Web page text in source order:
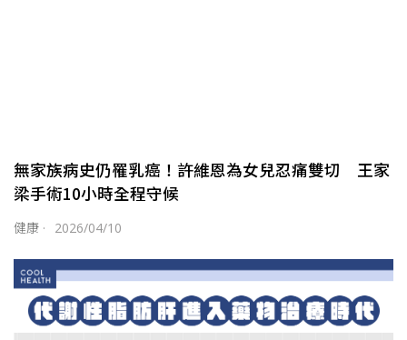
無家族病史仍罹乳癌！許維恩為女兒忍痛雙切 王家
梁手術10小時全程守候
健康 · 2026/04/10